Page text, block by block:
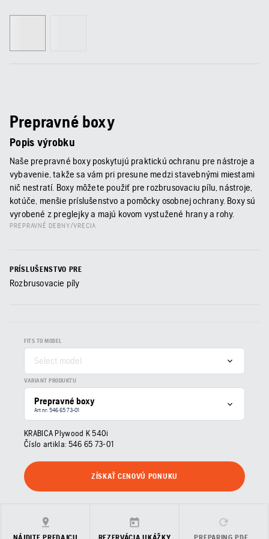
Prepravné boxy
Popis výrobku
Naše prepravné boxy poskytujú praktickú ochranu pre nástroje a
vybavenie, takže sa vám pri presune medzi stavebnými miestami
nič nestratí. Boxy môžete použiť pre rozbrusovaciu pílu, nástroje,
kotúče, menšie príslušenstvo a pomôcky osobnej ochrany. Boxy sú
vyrobené z preglejky a majú kovom vystužené hrany a rohy.
PREPRAVNÉ DEBNY/VRECIA
PRÍSLUŠENSTVO PRE
Rozbrusovacie píly
FITS TO MODEL
Select model
VARIANT PRODUKTU
Prepravné boxy
Art nr: 546 65 73‑01
KRABICA Plywood K 540i
Číslo artikla: 546 65 73‑01
ZÍSKAŤ CENOVÚ PONUKU